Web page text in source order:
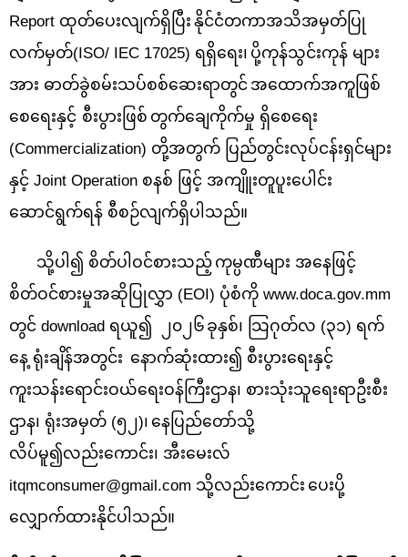
Report ထုတ်ပေးလျက်ရှိပြီး နိုင်ငံတကာအသိအမှတ်ပြု
လက်မှတ်(ISO/ IEC 17025) ရရှိရေး၊ ပို့ကုန်သွင်းကုန် များ
အား ဓာတ်ခွဲစမ်းသပ်စစ်ဆေးရာတွင် အထောက်အကူဖြစ်
စေရေးနှင့် စီးပွားဖြစ် တွက်ချေကိုက်မှု ရှိစေရေး
(Commercialization) တို့အတွက် ပြည်တွင်းလုပ်ငန်းရှင်များ
နှင့် Joint Operation စနစ် ဖြင့် အကျိူးတူပူးပေါင်း
ဆောင်ရွက်ရန် စီစဉ်လျက်ရှိပါသည်။
သို့ပါ၍ စိတ်ပါဝင်စားသည့် ကုမ္ပဏီများ အနေဖြင့်
စိတ်ဝင်စားမှုအဆိုပြုလွှာ (EOI) ပုံစံကို www.doca.gov.mm
တွင် download ရယူ၍ ၂၀၂၆ ခုနှစ်၊ သြဂုတ်လ (၃၁) ရက်
နေ့ ရုံးချိန်အတွင်း နောက်ဆုံးထား၍ စီးပွားရေးနှင့်
ကူးသန်းရောင်းဝယ်ရေးဝန်ကြီးဌာန၊ စားသုံးသူရေးရာဦးစီး
ဌာန၊ ရုံးအမှတ် (၅၂)၊ နေပြည်တော်သို့
လိပ်မူ၍လည်းကောင်း၊ အီးမေးလ်
itqmconsumer@gmail.com သို့လည်းကောင်း ပေးပို့
လျှောက်ထားနိုင်ပါသည်။